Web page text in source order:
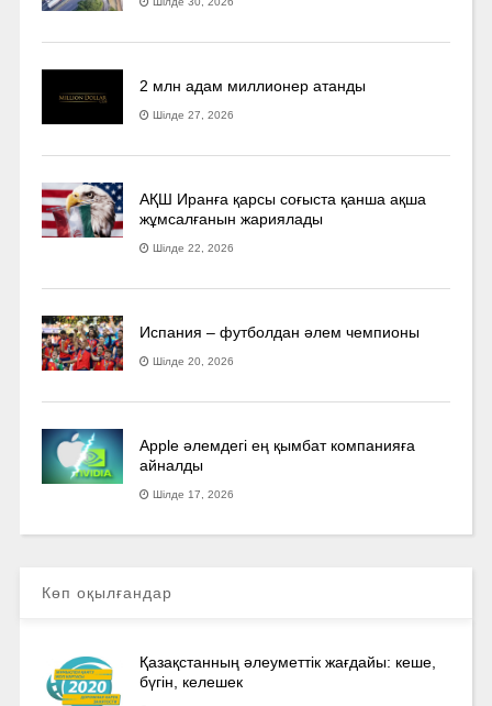
2 млн адам миллионер атанды
Шілде 27, 2026
АҚШ Иранға қарсы соғыста қанша ақша
жұмсалғанын жариялады
Шілде 22, 2026
Испания – футболдан әлем чемпионы
Шілде 20, 2026
Apple әлемдегі ең қымбат компанияға
айналды
Шілде 17, 2026
Көп оқылғандар
Қазақстанның әлеуметтік жағдайы: кеше,
бүгін, келешек